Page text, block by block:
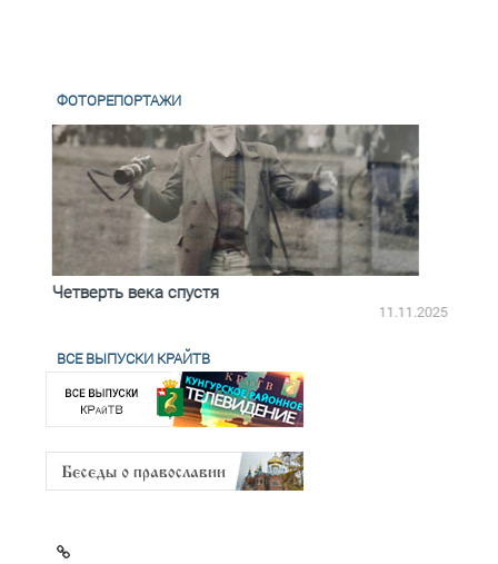
ФОТОРЕПОРТАЖИ
Четверть века спустя
11.11.2025
ВСЕ ВЫПУСКИ КРАЙТВ